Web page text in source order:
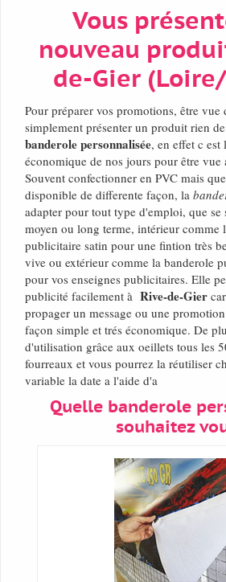
Vous
nouveau
de-Gier
Pour préparer vos promotions, être vue
simplement présenter un produit rien
banderole personnalisée, en effet c est
économique de nos jours pour être vue
Souvent confectionner en PVC mais
disponible de differente façon, la
adapter pour tout type d'emploi, que
moyen ou long terme, intérieur comme
publicitaire satin pour une fintion très
vive ou extérieur comme la banderole
pour vos enseignes publicitaires. Elle
publicité facilement à Rive-de-Gier
propager un message ou une
façon simple et trés économique. De
d'utilisation grâce aux oeillets tous les
fourreaux et vous pourrez la réutiliser
variable la date a l'aide d'a
Quelle banderole
souhaitez